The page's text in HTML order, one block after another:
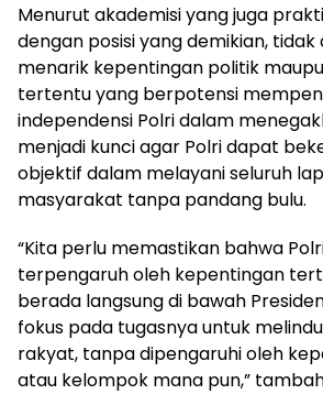
Menurut akademisi yang juga
dengan posisi yang demikian,
menarik kepentingan politik
tertentu yang berpotensi
independensi Polri dalam
menjadi kunci agar Polri dapat
objektif dalam melayani seluruh
masyarakat tanpa pandang bulu.
“Kita perlu memastikan bahwa
terpengaruh oleh kepentingan
berada langsung di bawah
fokus pada tugasnya untuk
rakyat, tanpa dipengaruhi oleh
atau kelompok mana pun,”